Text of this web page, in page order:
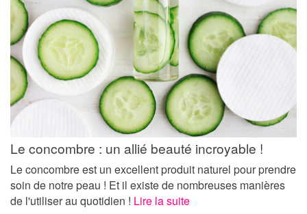
Le concombre : un allié beauté incroyable !
Le concombre est un excellent produit naturel pour prendre
soin de notre peau ! Et il existe de nombreuses manières
de l'utiliser au quotidien ! Lire la suite